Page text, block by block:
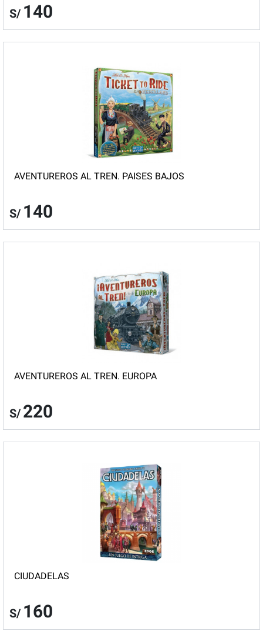
S/ 140
AVENTUREROS AL TREN. PAISES BAJOS
S/ 140
AVENTUREROS AL TREN. EUROPA
S/ 220
CIUDADELAS
S/ 160